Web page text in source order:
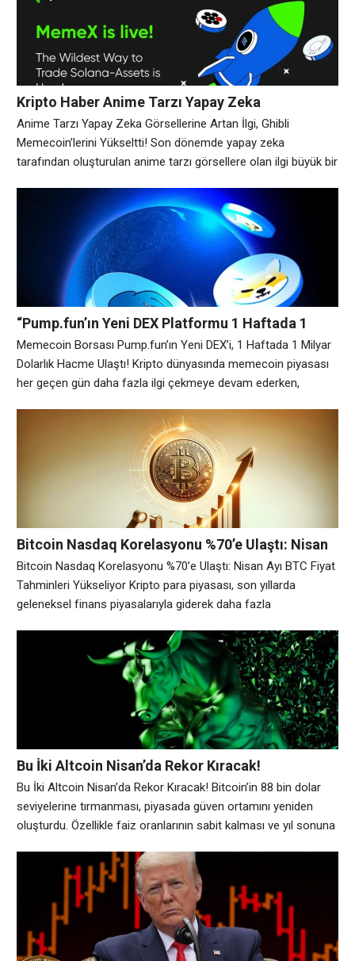
iddia etti. Şirket, konu hakkında bir AMA etkinliği düzenlemeyi
Kripto Haber Anime Tarzı Yapay Zeka
Görsellerine Artan İlgi, Ghibli Memecoin’lerini
Zirveye Taşıdı
Anime Tarzı Yapay Zeka Görsellerine Artan İlgi, Ghibli
Memecoin’lerini Yükseltti! Son dönemde yapay zeka
tarafından oluşturulan anime tarzı görsellere olan ilgi büyük bir
görsel oluşturma yetenekleri, sosyal medyada büyük bir akım
başlatarak, Studio Ghibli sanat tarzından esinlenen içeriklerin
hızla yayılmasını sağladı. Bu durum, Solana tabanlı Ghibli
temalı memecoin’lerin
“Pump.fun’ın Yeni DEX Platformu 1 Haftada 1
Milyar Dolarlık Hacme Ulaştı!”
Memecoin Borsası Pump.fun’ın Yeni DEX’i, 1 Haftada 1 Milyar
Dolarlık Hacme Ulaştı! Kripto dünyasında memecoin piyasası
her geçen gün daha fazla ilgi çekmeye devam ederken,
PumpSwap, büyük bir çıkış yaptı. Blockchain analitik platformu
Dune’a göre, PumpSwap lansmanından yalnızca bir hafta
sonra 1 milyar dolarlık kümülatif işlem hacmine ulaştı.
Bitcoin Nasdaq Korelasyonu %70’e Ulaştı: Nisan
Ayı BTC Fiyat Tahminleri Yükseliyor
Bitcoin Nasdaq Korelasyonu %70’e Ulaştı: Nisan Ayı BTC Fiyat
Tahminleri Yükseliyor Kripto para piyasası, son yıllarda
geleneksel finans piyasalarıyla giderek daha fazla
borsası arasındaki korelasyon, yatırımcıların dikkatini çeken
önemli konuların başında geliyor. Son veriler, Bitcoin’in Nasdaq
ile korelasyonunun %70 seviyelerine ulaştığını gösteriyor. Bu
durum, piyasalardaki ortak hareketin daha
Bu İki Altcoin Nisan’da Rekor Kıracak!
Bu İki Altcoin Nisan’da Rekor Kıracak! Bitcoin’in 88 bin dolar
seviyelerine tırmanması, piyasada güven ortamını yeniden
oluşturdu. Özellikle faiz oranlarının sabit kalması ve yıl sonuna
canlandırdı. Bu iyimser hava, bazı altcoin projeleri öne
çıkarıyor. Özellikle iki kripto para birimi Nisan ayında 100 milyar
dolarlık piyasa değerine ulaşmaya